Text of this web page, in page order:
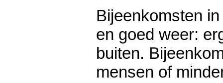
Bijeenkomsten
en goed weer:
buiten.
mensen of